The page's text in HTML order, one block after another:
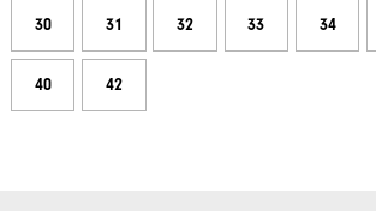
30 31 32 33 34
40 42